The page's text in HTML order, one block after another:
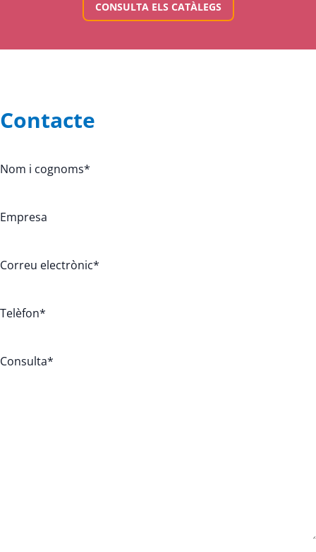
CONSULTA ELS CATÀLEGS
Contacte
Nom i cognoms*
Empresa
Correu electrònic*
Telèfon*
Consulta*